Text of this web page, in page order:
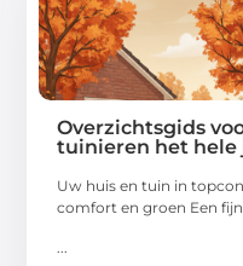
Overzichtsgids
tuinieren het hele
Uw huis en tuin in
comfort en groen Een